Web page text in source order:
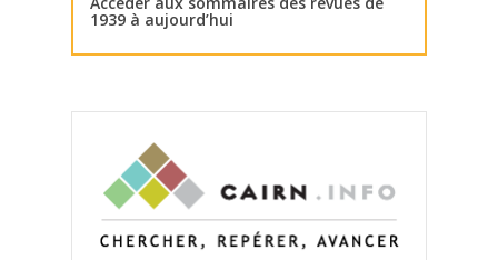
1939 à aujourd’hui